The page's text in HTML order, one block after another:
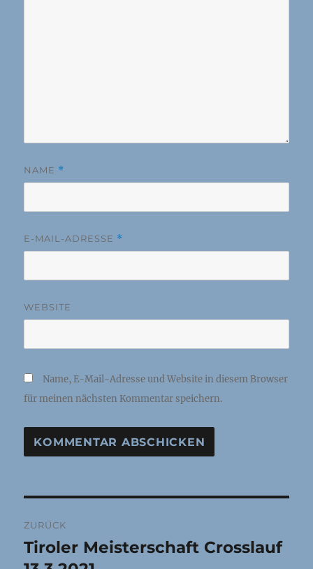
NAME *
E-MAIL-ADRESSE *
WEBSITE
Name, E-Mail-Adresse und Website in diesem Browser
für meinen nächsten Kommentar speichern.
ZURÜCK
Vorheriger
Beitrag:
Tiroler Meisterschaft Crosslauf